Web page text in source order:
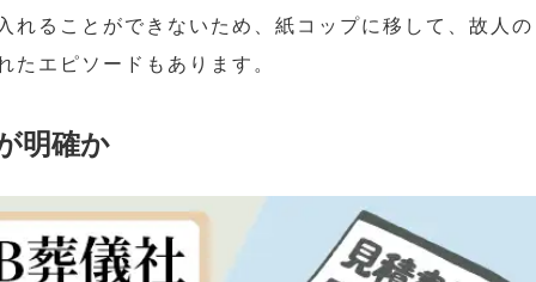
れることができないため、紙コップに移して、故人の
たエピソードもあります。
明確か